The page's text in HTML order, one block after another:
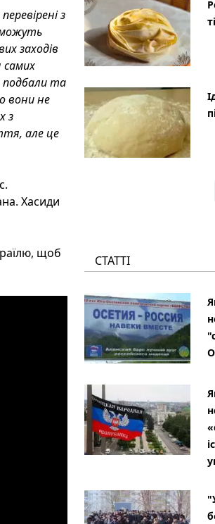
з
заходів
самих
подбали та
вони не
з
але це
Хасиди
щоб
СТАТТІ